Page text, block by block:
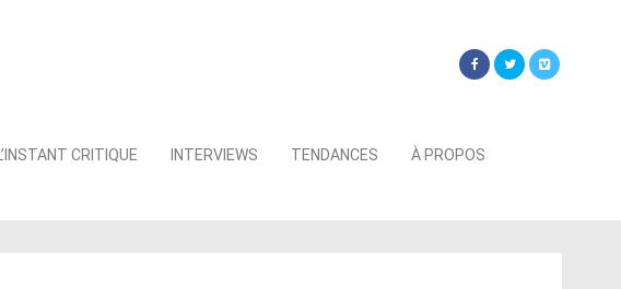
L’INSTANT CRITIQUE INTERVIEWS TENDANCES À PROPOS